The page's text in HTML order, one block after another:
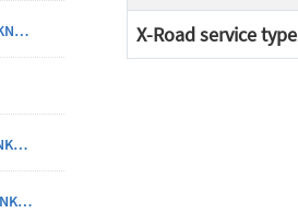
HaeElaimenSijaintitiedot.v1 (UNKNOWN)
PeruutaHavitysTapahtuma.v1 (UNKNOWN)
TalletaLoytymisTapahtuma.v1 (UNKNOWN)
X-Road service type